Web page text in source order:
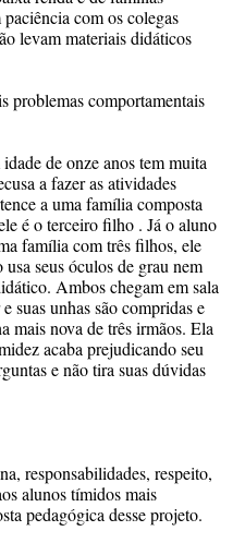
com os colegas
levam materiais didáticos
problemas comportamentais
de onze anos tem muita
a fazer as atividades
a uma família composta
é o terceiro filho . Já o aluno
família com três filhos, ele
seus óculos de grau nem
Ambos chegam em sala
suas unhas são compridas e
mais nova de três irmãos. Ela
acaba prejudicando seu
e não tira suas dúvidas
responsabilidades, respeito,
alunos tímidos mais
pedagógica desse projeto.